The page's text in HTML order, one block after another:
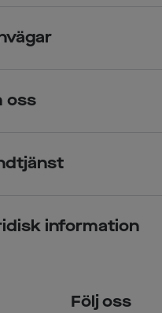
Över 70 butiker
oss
information
Följ oss